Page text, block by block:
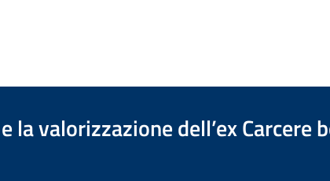
valorizzazione dell’ex Carcere